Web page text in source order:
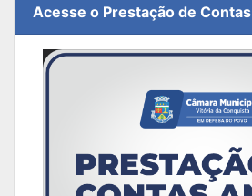
Acesse o Prestação de Contas